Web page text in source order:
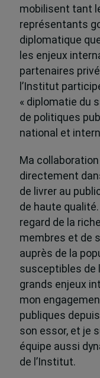
mobilisent tant
représentants
diplomatique
les enjeux
partenaires
l’Institut
« diplomatie du
de politiques
national et
Ma collaboration
directement
de livrer au
de haute
regard de la
membres et de
auprès de la
susceptibles de
grands enjeux
mon
publiques
son essor, et je
équipe aussi
de l’Institut.